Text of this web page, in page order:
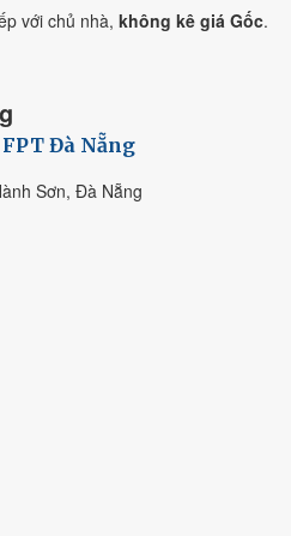
với chủ nhà, không kê giá Gốc.
Đà Nẵng
Sơn, Đà Nẵng